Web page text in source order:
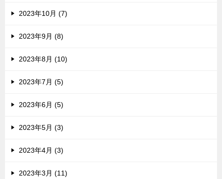
2023年10月 (7)
2023年9月 (8)
2023年8月 (10)
2023年7月 (5)
2023年6月 (5)
2023年5月 (3)
2023年4月 (3)
2023年3月 (11)